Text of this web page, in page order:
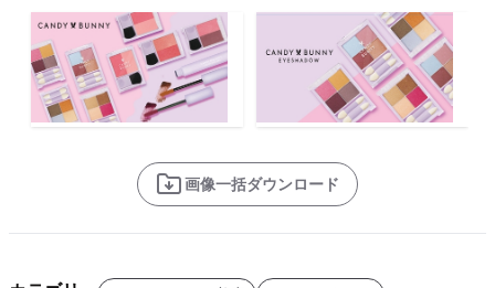
画像一括ダウンロード